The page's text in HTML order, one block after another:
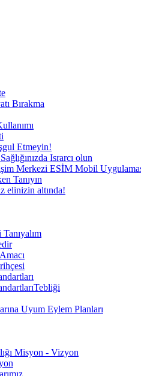
Bırakma
Etmeyin!
Israrcı olun
Merkezi ESİM Mobil
Tanıyın
elinizin altında!
Uyum Eylem Planları
Misyon - Vizyon